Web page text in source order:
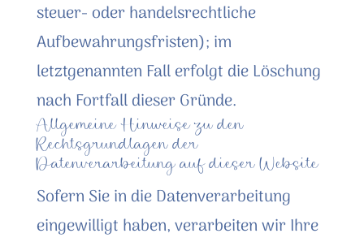
steuer- oder handelsrechtliche
Aufbewahrungsfristen); im
letztgenannten Fall erfolgt die Löschung
nach Fortfall dieser Gründe.
Allgemeine Hinweise zu den
Rechtsgrundlagen der
Datenverarbeitung auf dieser Website
Sofern Sie in die Datenverarbeitung
eingewilligt haben, verarbeiten wir Ihre